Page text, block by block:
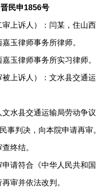
1856号
上诉人）：闫某，住山西
玉律师事务所律师。
玉律师事务所实习律师。
上诉人）：文水县交通运
水县交通运输局劳动争
事判决，向本院申请再
终结。
请符合《中华人民共和
审并依法改判。